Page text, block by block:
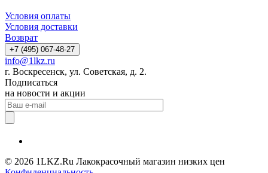
Условия оплаты
Условия доставки
Возврат
+7 (495) 067-48-27
info@1lkz.ru
г. Воскресенск, ул. Советская, д. 2.
Подписаться
на новости и акции
© 2026 1LKZ.Ru Лакокрасочный магазин низких цен